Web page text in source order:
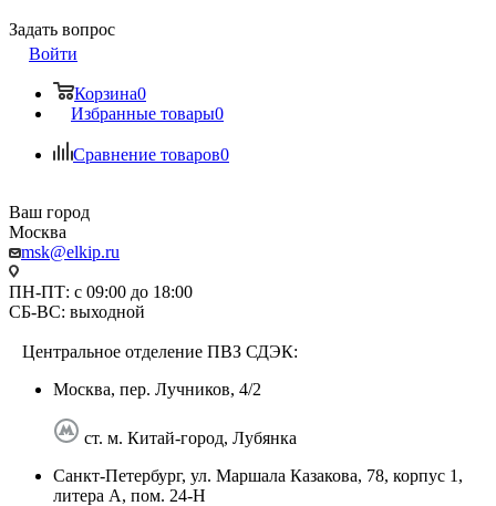
Задать вопрос
Войти
Корзина0
Избранные товары0
Сравнение товаров0
Ваш город
Москва
msk@elkip.ru
ПН-ПТ: с 09:00 до 18:00
СБ-ВС: выходной
Центральное отделение ПВЗ СДЭК:
Москва, пер. Лучников, 4/2
ст. м. Китай-город, Лубянка
Санкт-Петербург, ул. Маршала Казакова, 78, корпус 1,
литера А, пом. 24-Н